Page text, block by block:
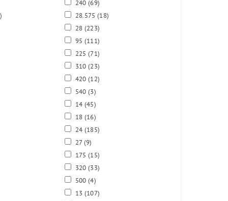
240(69)
28.575(18)
28 (223)
95 (111)
225(71)
310(23)
420(12)
540(3)
14 (45)
18 (16)
24 (185)
27(9)
175(15)
320(33)
500(4)
13 (107)